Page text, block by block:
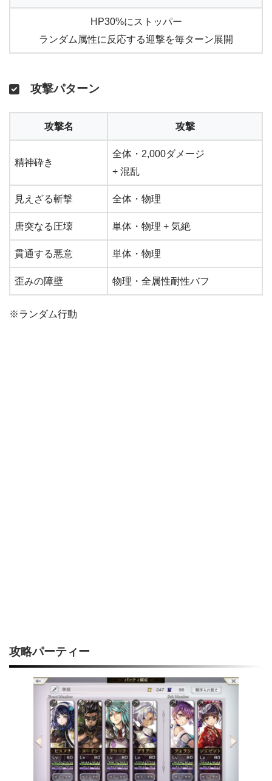
HP30%にストッパー
ランダム属性に反応する迎撃を毎ターン展開
攻撃パターン
攻撃名 攻撃
精神砕き
全体・2,000ダメージ
+ 混乱
見えざる斬撃 全体・物理
唐突なる圧壊 単体・物理 + 気絶
貫通する悪意 単体・物理
歪みの障壁 物理・全属性耐性バフ
※ランダム行動
攻略パーティー